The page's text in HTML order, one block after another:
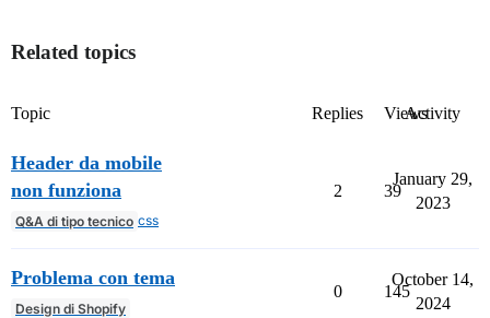
Related topics
Topic Replies ViewsActivity
Header da mobile
non funziona
Q&A di tipo tecnico css
2 39
January 29,
2023
Problema con tema
Design di Shopify
0 145
October 14,
2024